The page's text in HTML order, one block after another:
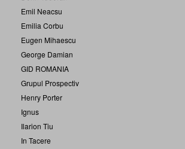
Emil Neacsu
Emilia Corbu
Eugen Mihaescu
George Damian
GID ROMANIA
Grupul Prospectiv
Henry Porter
Ignus
Ilarion Tiu
In Tacere